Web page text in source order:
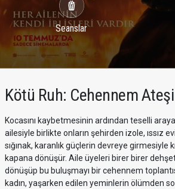
Seanslar
Kötü Ruh: Cehennem Ateşi
Kocasını kaybetmesinin ardından teselli
ailesiyle birlikte onların şehirden izole, ıssız
sığınak, karanlık güçlerin devreye girmesiyle
kapana dönüşür. Aile üyeleri birer birer
dönüşüp bu buluşmayı bir cehennem
kadın, yaşarken edilen yeminlerin ölümden